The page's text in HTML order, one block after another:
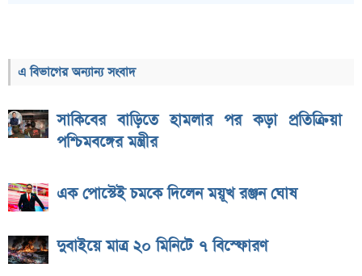
এ বিভাগের অন্যান্য সংবাদ
সাকিবের বাড়িতে হামলার পর কড়া প্রতিক্রিয়া
পশ্চিমবঙ্গের মন্ত্রীর
এক পোস্টেই চমকে দিলেন ময়ূখ রঞ্জন ঘোষ
দুবাইয়ে মাত্র ২০ মিনিটে ৭ বিস্ফোরণ